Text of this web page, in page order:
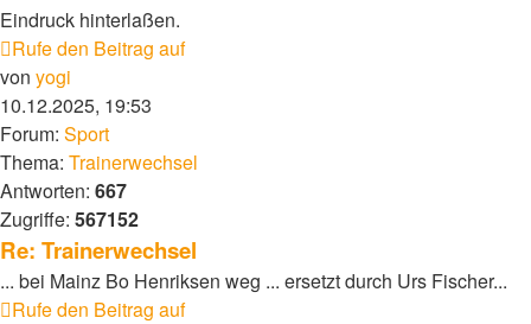
Eindruck hinterlaßen.
Rufe den Beitrag auf
von yogi
10.12.2025, 19:53
Forum: Sport
Thema: Trainerwechsel
Antworten: 667
Zugriffe: 567152
Re: Trainerwechsel
... bei Mainz Bo Henriksen weg ... ersetzt durch Urs Fischer...
Rufe den Beitrag auf